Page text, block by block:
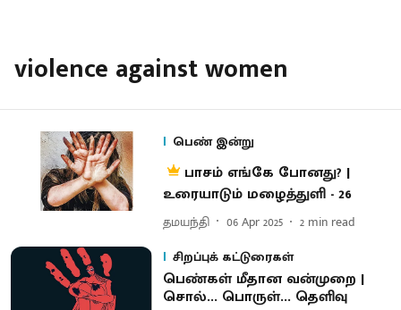
violence against women
பெண் இன்று
பாசம் எங்கே போனது? |
உரையாடும் மழைத்துளி - 26
தமயந்தி 06 Apr 2025 2 min read
சிறப்புக் கட்டுரைகள்
பெண்கள் மீதான வன்முறை |
சொல்... பொருள்... தெளிவு